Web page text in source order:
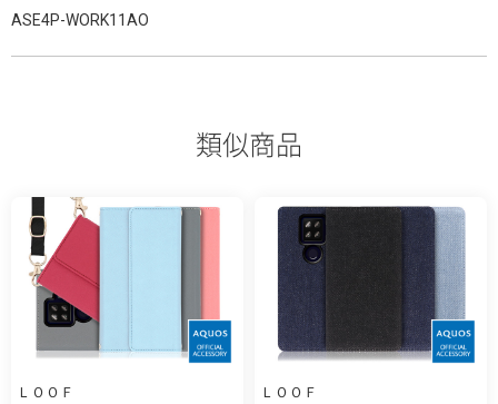
ASE4P-WORK11AO
類似商品
ＬＯＯＦ
ＬＯＯＦ